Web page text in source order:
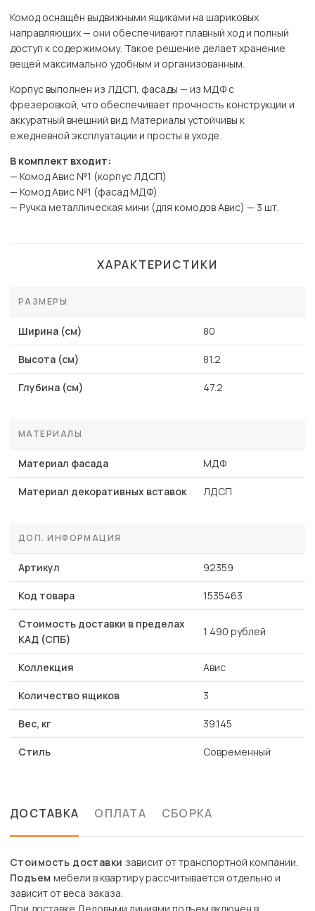
Комод оснащён выдвижными ящиками на шариковых
направляющих — они обеспечивают плавный ход и полный
доступ к содержимому. Такое решение делает хранение
вещей максимально удобным и организованным.
Корпус выполнен из ЛДСП, фасады — из МДФ с
фрезеровкой, что обеспечивает прочность конструкции и
аккуратный внешний вид. Материалы устойчивы к
ежедневной эксплуатации и просты в уходе.
В комплект входит:
— Комод Авис №1 (корпус ЛДСП)
— Комод Авис №1 (фасад МДФ)
— Ручка металлическая мини (для комодов Авис) — 3 шт.
ХАРАКТЕРИСТИКИ
РАЗМЕРЫ
Ширина (см) 80
Высота (см) 81.2
Глубина (см) 47.2
МАТЕРИАЛЫ
Материал фасада МДФ
Материал декоративных вставок ЛДСП
ДОП. ИНФОРМАЦИЯ
Артикул 92359
Код товара 1535463
Стоимость доставки в пределах
КАД (СПБ)
1 490 рублей
Коллекция Авис
Количество ящиков 3
Вес, кг 39.145
Стиль Современный
ДОСТАВКА ОПЛАТА СБОРКА
Стоимость доставки зависит от транспортной компании.
Подъем мебели в квартиру рассчитывается отдельно и
зависит от веса заказа.